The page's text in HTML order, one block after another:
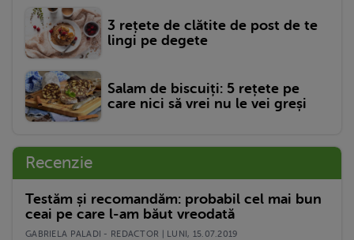
3 rețete de clătite de post de te
lingi pe degete
Salam de biscuiți: 5 rețete pe
care nici să vrei nu le vei greși
Recenzie
Testăm și recomandăm: probabil cel mai bun
ceai pe care l-am băut vreodată
GABRIELA PALADI - REDACTOR | LUNI, 15.07.2019